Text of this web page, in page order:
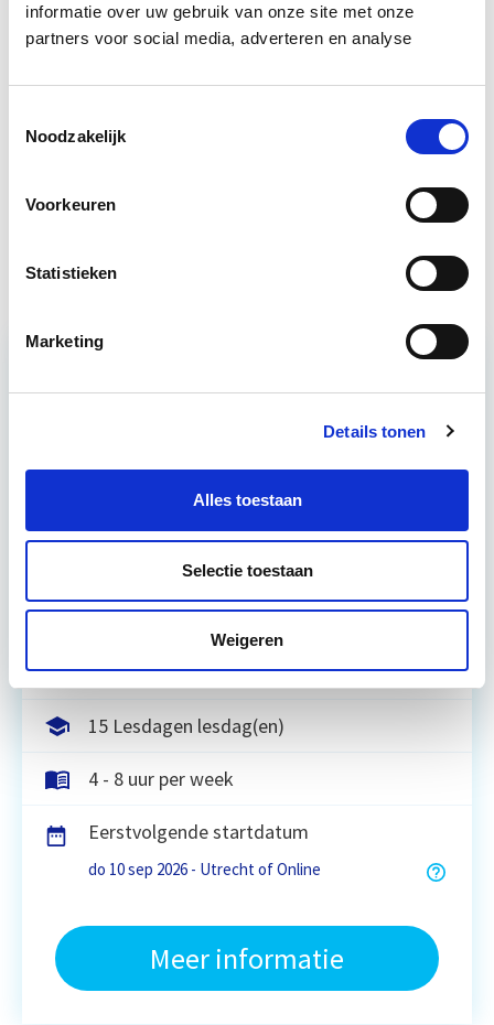
informatie over uw gebruik van onze site met onze
partners voor social media, adverteren en analyse
Noodzakelijk
Voorkeuren
Statistieken
Marketing
Details tonen
Alles toestaan
Selectie toestaan
Weigeren
in deze opleidingen:
Projectontwikkeling
Relevant bij dit artikel
Projectontwikkeling
Tijdens deze opleiding leer je om integraal
vastgoedprojecten te realiseren en/of te
verbeteren. De belangrijkste trends in vastgoed
Utrecht en/of online
15 Lesdagen lesdag(en)
4 - 8 uur per week
Eerstvolgende startdatum
do 10 sep 2026 - Utrecht of Online
Meer informatie